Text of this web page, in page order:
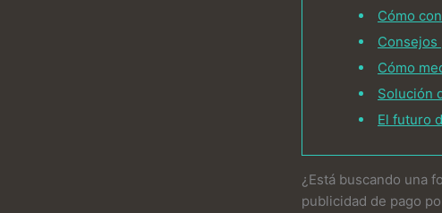
Cómo
Consejos
Cómo
Solución
El futuro
¿Está buscando una
publicidad de pago